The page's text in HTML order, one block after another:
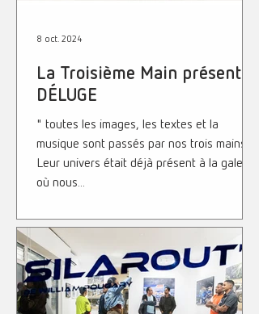
La Troisième Main présente
DÉLUGE
" toutes les images, les textes et la
musique sont passés par nos trois mains..."
Leur univers était déjà présent à la galerie,
où nous...
8 oct. 2024